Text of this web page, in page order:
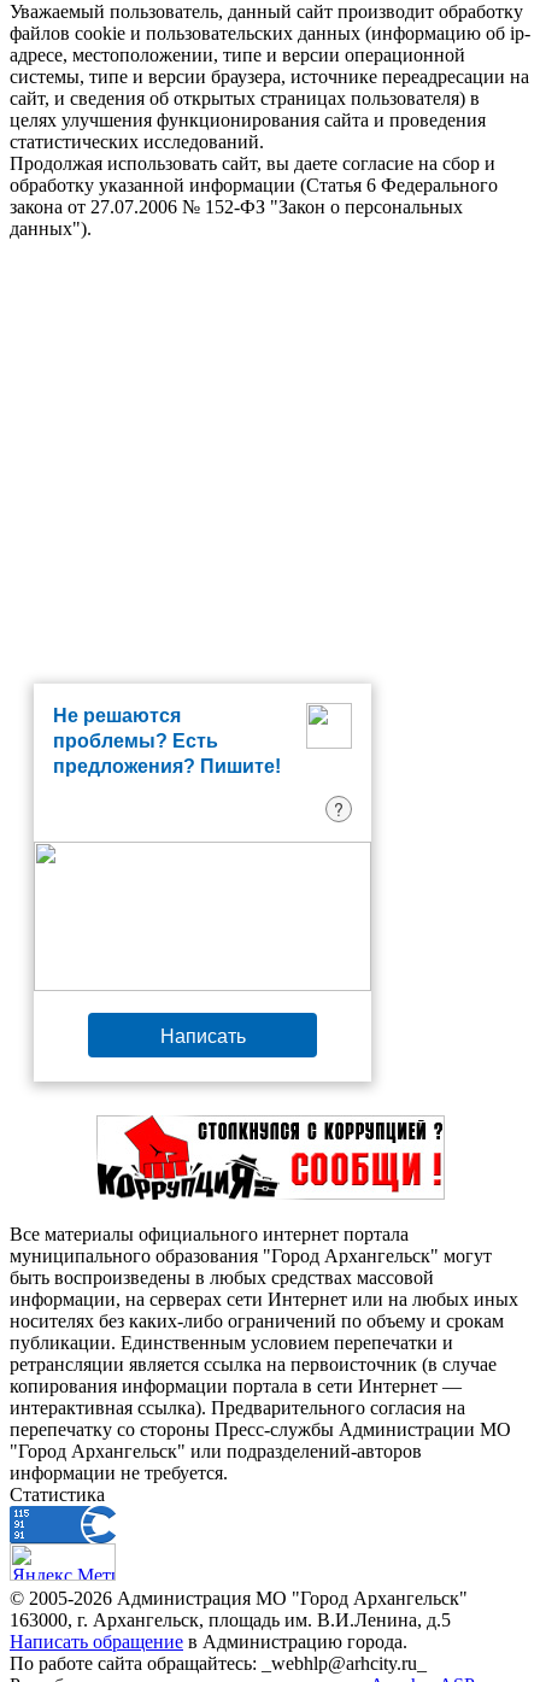
Уважаемый пользователь, данный сайт производит обработку
файлов cookie и пользовательских данных (информацию об ip-
адресе, местоположении, типе и версии операционной
системы, типе и версии браузера, источнике переадресации на
сайт, и сведения об открытых страницах пользователя) в
целях улучшения функционирования сайта и проведения
статистических исследований.
Продолжая использовать сайт, вы даете согласие на сбор и
обработку указанной информации (Статья 6 Федерального
закона от 27.07.2006 № 152-ФЗ "Закон о персональных
данных").
Не решаются
проблемы? Есть
предложения? Пишите!
?
Написать
Все материалы официального интернет портала
муниципального образования "Город Архангельск" могут
быть воспроизведены в любых средствах массовой
информации, на серверах сети Интернет или на любых иных
носителях без каких-либо ограничений по объему и срокам
публикации. Единственным условием перепечатки и
ретрансляции является ссылка на первоисточник (в случае
копирования информации портала в сети Интернет —
интерактивная ссылка). Предварительного согласия на
перепечатку со стороны Пресс-службы Администрации МО
"Город Архангельск" или подразделений-авторов
информации не требуется.
Статистика
© 2005-2026 Администрация МО "Город Архангельск"
163000, г. Архангельск, площадь им. В.И.Ленина, д.5
Написать обращение в Администрацию города.
По работе сайта обращайтесь: _webhlp@arhcity.ru_